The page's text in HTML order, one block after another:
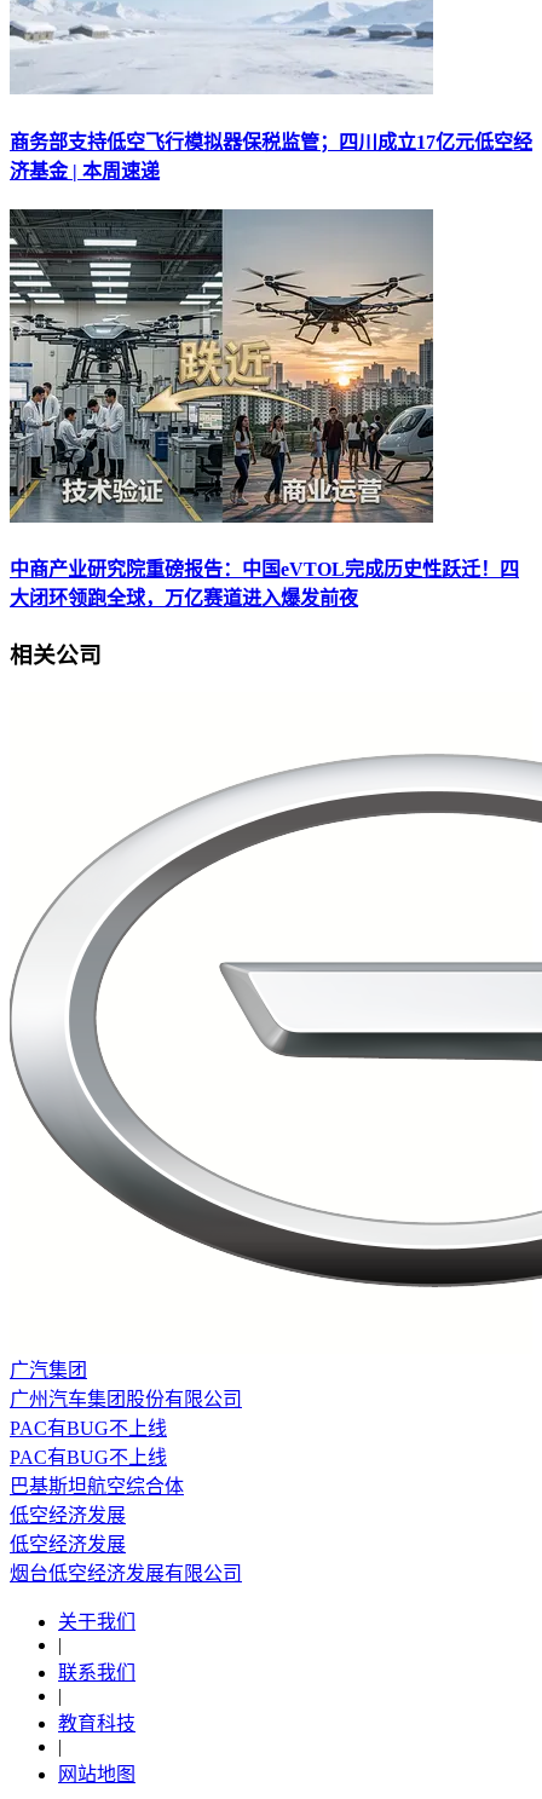
商务部支持低空飞行模拟器保税监管；四川成立17亿元低空经
济基金 | 本周速递
中商产业研究院重磅报告：中国eVTOL完成历史性跃迁！四
大闭环领跑全球，万亿赛道进入爆发前夜
相关公司
广汽集团
广州汽车集团股份有限公司
PAC有BUG不上线
PAC有BUG不上线
​巴基斯坦航空综合体
低空经济发展
低空经济发展
烟台低空经济发展有限公司
关于我们
|
联系我们
|
教育科技
|
网站地图